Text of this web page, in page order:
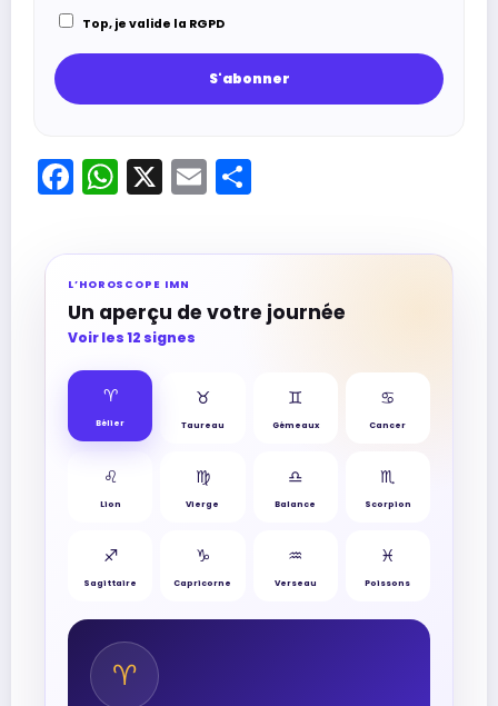
Top, je valide la RGPD
Facebook
WhatsApp
X Email
L’HOROSCOPE IMN
Un aperçu de votre journée
Voir les 12 signes
♈︎
Bélier
♉︎
Taureau
♊︎
Gémeaux
♋︎
Cancer
♌︎
Lion
♍︎
Vierge
♎︎
Balance
♏︎
Scorpion
♐︎
Sagittaire
♑︎
Capricorne
♒︎
Verseau
♓︎
Poissons
♈︎